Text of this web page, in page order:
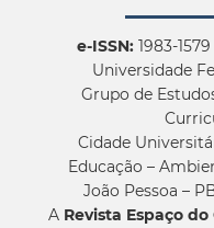
e-ISSN:1983-1579
Universidade
Grupo de
Cidade
Educação –
João Pessoa –
A Revista Espaço